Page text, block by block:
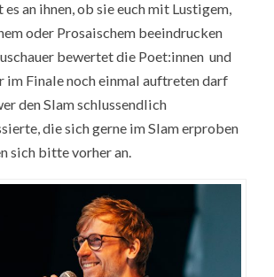
an ihnen, ob sie euch mit Lustigem,
oder Prosaischem beeindrucken
bewertet die Poet:innen und
im Finale noch einmal auftreten darf
den Slam schlussendlich
die sich gerne im Slam erproben
sich bitte vorher an.